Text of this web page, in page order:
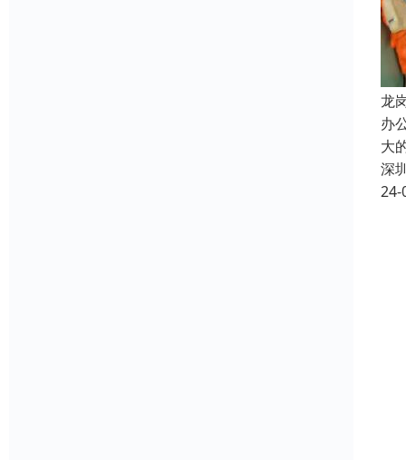
龙
办
大
深
24-